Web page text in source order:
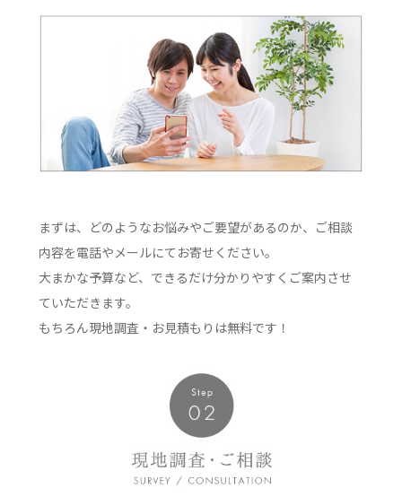
まずは、どのようなお悩みやご要望があるのか、ご相談
内容を電話やメールにてお寄せください。
大まかな予算など、できるだけ分かりやすくご案内させ
ていただきます。
もちろん現地調査・お見積もりは無料です！